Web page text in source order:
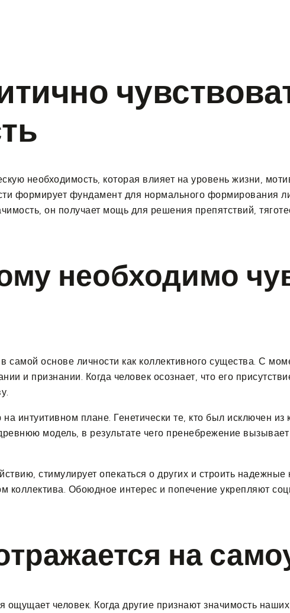
необходимость, которая влияет на уровень жизни,
формирует фундамент для нормального формирования
он получает мощь для решения препятствий,
необходимо
основе личности как коллективного существа. С
и признании. Когда человек осознает, что его
интуитивном плане. Генетически те, кто был исключен из
модель, в результате чего пренебрежение
стимулирует опекаться о других и строить
Обоюдное интерес и попечение укрепляют
на
человек. Когда другие признают значимость